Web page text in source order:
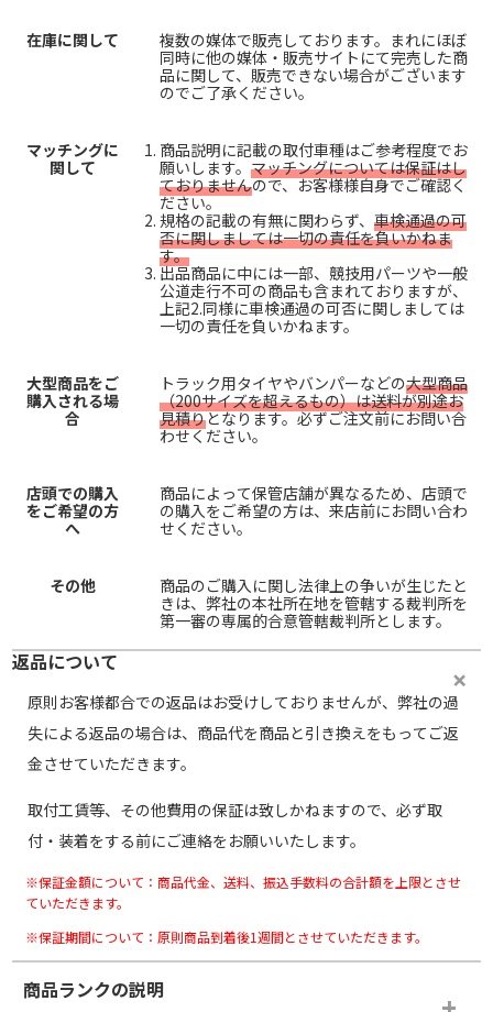
在庫に関して
複数の媒体で販売しております。まれにほぼ
同時に他の媒体・販売サイトにて完売した商
品に関して、販売できない場合がございます
のでご了承ください。
マッチングに
関して
商品説明に記載の取付車種はご参考程度でお
願いします。 マッチングについては保証はし
ておりませんので、お客様様自身でご確認く
ださい。
規格の記載の有無に関わらず、 車検通過の可
否に関しましては一切の責任を負いかねま
す。
出品商品に中には一部、競技用パーツや一般
公道走行不可の商品も含まれておりますが、
上記2.同様に車検通過の可否に関しましては
一切の責任を負いかねます。
大型商品をご
購入される場
合
トラック用タイヤやバンパーなどの大型商品
（200サイズを超えるもの）は送料が別途お
見積りとなります。必ずご注文前にお問い合
わせください。
店頭での購入
をご希望の方
へ
商品によって保管店舗が異なるため、店頭で
の購入をご希望の方は、来店前にお問い合わ
せください。
その他
商品のご購入に関し法律上の争いが生じたと
きは、弊社の本社所在地を管轄する裁判所を
第一審の専属的合意管轄裁判所とします。
返品について
原則お客様都合での返品はお受けしておりませんが、弊社の過
失による返品の場合は、商品代を商品と引き換えをもってご返
金させていただきます。
取付工賃等、その他費用の保証は致しかねますので、必ず取
付・装着をする前にご連絡をお願いいたします。
※保証金額について：商品代金、送料、振込手数料の合計額を上限とさせ
ていただきます。
※保証期間について：原則商品到着後1週間とさせていただきます。
商品ランクの説明